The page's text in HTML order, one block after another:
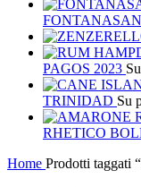
PAGOS 2023
TRINIDAD Su
RHETICO
Home Prodotti